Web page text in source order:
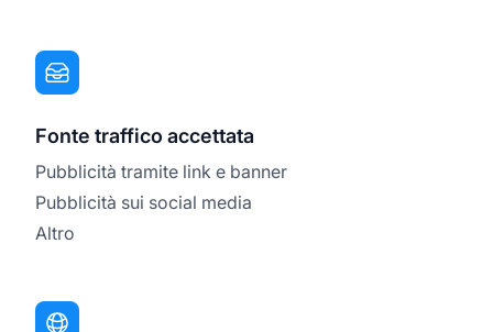
Fonte traffico accettata
Pubblicità tramite link e banner
Pubblicità sui social media
Altro